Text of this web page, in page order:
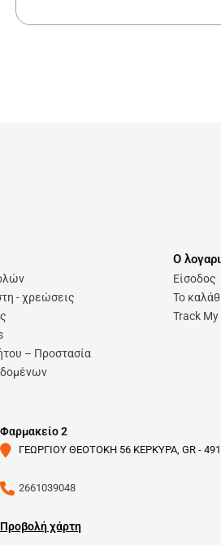
- χρεώσεις
– Προστασία
Ο
Είσοδος
Το
Track My
Φαρμακείο 2
ΓΕΩΡΓΙΟΥ ΘΕΟΤΟΚΗ 56 ΚΕΡΚΥΡΑ, GR -
2661039048
Προβολή χάρτη